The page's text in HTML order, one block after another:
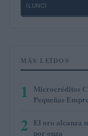
(LUNC)
MÁS LEÍDOS
1
Microcréditos
Pequeñas
2 El oro alcanza
por onza